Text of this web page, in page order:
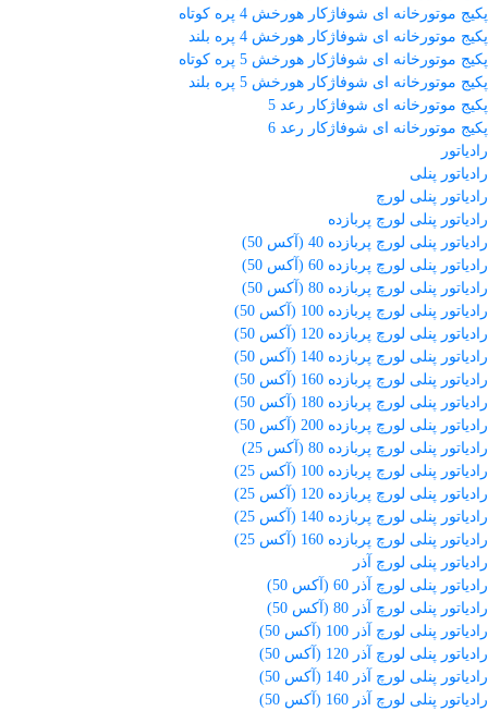
پکیج موتورخانه ای شوفاژکار هورخش 4 پره کوتاه
پکیج موتورخانه ای شوفاژکار هورخش 4 پره بلند
پکیج موتورخانه ای شوفاژکار هورخش 5 پره کوتاه
پکیج موتورخانه ای شوفاژکار هورخش 5 پره بلند
پکیج موتورخانه ای شوفاژکار رعد 5
پکیج موتورخانه ای شوفاژکار رعد 6
رادیاتور
رادیاتور پنلی
رادیاتور پنلی لورچ
رادیاتور پنلی لورچ پربازده
رادیاتور پنلی لورچ پربازده 40 (آکس 50)
رادیاتور پنلی لورچ پربازده 60 (آکس 50)
رادیاتور پنلی لورچ پربازده 80 (آکس 50)
رادیاتور پنلی لورچ پربازده 100 (آکس 50)
رادیاتور پنلی لورچ پربازده 120 (آکس 50)
رادیاتور پنلی لورچ پربازده 140 (آکس 50)
رادیاتور پنلی لورچ پربازده 160 (آکس 50)
رادیاتور پنلی لورچ پربازده 180 (آکس 50)
رادیاتور پنلی لورچ پربازده 200 (آکس 50)
رادیاتور پنلی لورچ پربازده 80 (آکس 25)
رادیاتور پنلی لورچ پربازده 100 (آکس 25)
رادیاتور پنلی لورچ پربازده 120 (آکس 25)
رادیاتور پنلی لورچ پربازده 140 (آکس 25)
رادیاتور پنلی لورچ پربازده 160 (آکس 25)
رادیاتور پنلی لورچ آذر
رادیاتور پنلی لورچ آذر 60 (آکس 50)
رادیاتور پنلی لورچ آذر 80 (آکس 50)
رادیاتور پنلی لورچ آذر 100 (آکس 50)
رادیاتور پنلی لورچ آذر 120 (آکس 50)
رادیاتور پنلی لورچ آذر 140 (آکس 50)
رادیاتور پنلی لورچ آذر 160 (آکس 50)